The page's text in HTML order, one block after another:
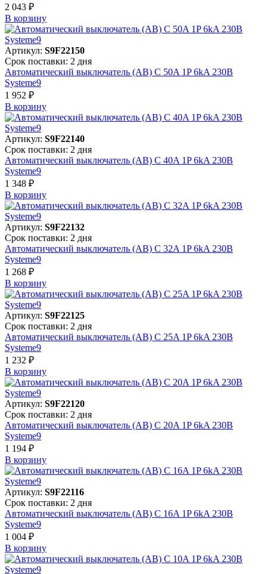
2 043 ₽
В корзинy
Артикул: S9F22150
Срок поставки: 2 дня
Автоматический выключатель (АВ) C 50A 1P 6kA 230В
Systeme9
1 952 ₽
В корзинy
Артикул: S9F22140
Срок поставки: 2 дня
Автоматический выключатель (АВ) C 40A 1P 6kA 230В
Systeme9
1 348 ₽
В корзинy
Артикул: S9F22132
Срок поставки: 2 дня
Автоматический выключатель (АВ) C 32A 1P 6kA 230В
Systeme9
1 268 ₽
В корзинy
Артикул: S9F22125
Срок поставки: 2 дня
Автоматический выключатель (АВ) C 25A 1P 6kA 230В
Systeme9
1 232 ₽
В корзинy
Артикул: S9F22120
Срок поставки: 2 дня
Автоматический выключатель (АВ) C 20A 1P 6kA 230В
Systeme9
1 194 ₽
В корзинy
Артикул: S9F22116
Срок поставки: 2 дня
Автоматический выключатель (АВ) C 16A 1P 6kA 230В
Systeme9
1 004 ₽
В корзинy